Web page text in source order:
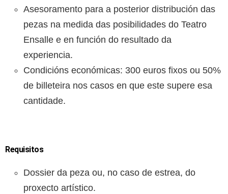
Asesoramento para a posterior distribución das
pezas na medida das posibilidades do Teatro
Ensalle e en función do resultado da
experiencia.
Condicións económicas: 300 euros fixos ou 50%
de billeteira nos casos en que este supere esa
cantidade.
Requisitos
Dossier da peza ou, no caso de estrea, do
proxecto artístico.